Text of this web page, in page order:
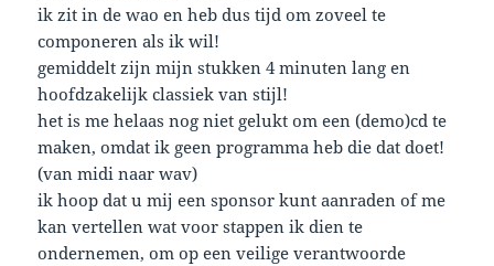
ik zit in de wao en heb dus tijd om zoveel te
componeren als ik wil!
gemiddelt zijn mijn stukken 4 minuten lang en
hoofdzakelijk classiek van stijl!
het is me helaas nog niet gelukt om een (demo)cd te
maken, omdat ik geen programma heb die dat doet!
(van midi naar wav)
ik hoop dat u mij een sponsor kunt aanraden of me
kan vertellen wat voor stappen ik dien te
ondernemen, om op een veilige verantwoorde